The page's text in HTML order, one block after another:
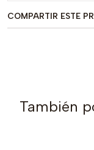
COMPARTIR ESTE
También